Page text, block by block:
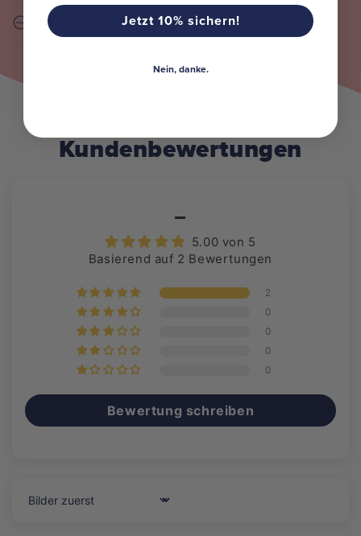
Wie kann ich Kontakt aufnehmen?
Kundenbewertungen
5.00 von 5
Basierend auf 2 Bewertungen
2
0
0
0
0
Bewertung schreiben
Sort by
Jetzt 10% sichern!
Nein, danke.